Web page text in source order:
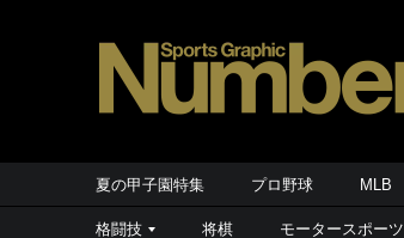
夏の甲子園特集 プロ野球 MLB
格闘技 将棋 モータースポーツ